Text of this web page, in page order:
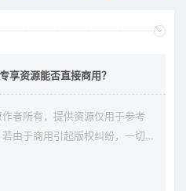
享资源能否直接商用？
者所有，提供资源仅用于参考
由于商用引起版权纠纷，一切